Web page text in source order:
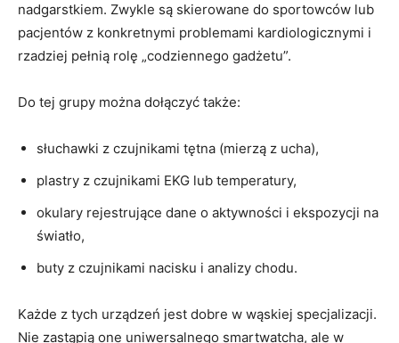
nadgarstkiem. Zwykle są skierowane do sportowców lub
pacjentów z konkretnymi problemami kardiologicznymi i
rzadziej pełnią rolę „codziennego gadżetu”.
Do tej grupy można dołączyć także:
słuchawki z czujnikami tętna (mierzą z ucha),
plastry z czujnikami EKG lub temperatury,
okulary rejestrujące dane o aktywności i ekspozycji na
światło,
buty z czujnikami nacisku i analizy chodu.
Każde z tych urządzeń jest dobre w wąskiej specjalizacji.
Nie zastąpią one uniwersalnego smartwatcha, ale w